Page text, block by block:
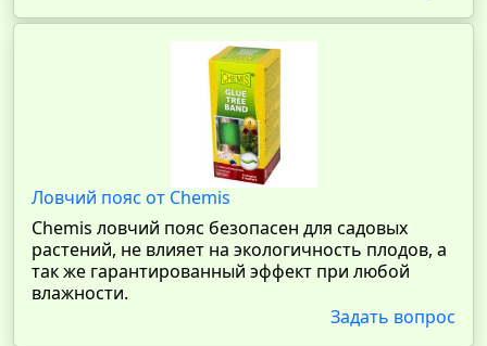
Ловчий пояс от Chemis
Chemis ловчий пояс безопасен для садовых
растений, не влияет на экологичность плодов, а
так же гарантированный эффект при любой
влажности.
Задать вопрос